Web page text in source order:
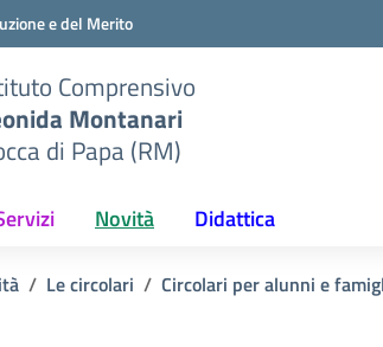
e del Merito
Comprensivo
Montanari
di Papa (RM)
Novità Didattica
Le circolari Circolari per alunni e